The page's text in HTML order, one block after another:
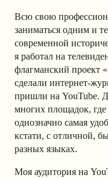
Всю свою
заниматься одним и
современной
я работал на
флагманский проект
сделали интернет-
пришли на YouTube.
многих площадок, где
однозначно самая
кстати, с отличной,
разных языках.
Моя аудитория на